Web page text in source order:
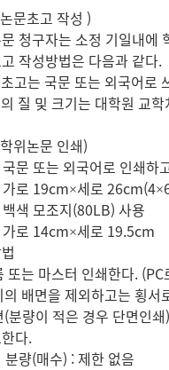
문초고 작성 )
청구자는 소정 기일내에
작성방법은 다음과 같다.
고는 국문 또는 외국어로
질 및 크기는 대학원 교
위논문 인쇄)
문 또는 외국어로 인쇄하
가로 19cm×세로
색 모조지(80LB) 사용
가로 14cm×세로 19.5cm
는 마스터 인쇄한다. (PC
배면을 제외하고는 횡서
량이 적은 경우 단면인쇄
다.
분량(매수) : 제한 없음